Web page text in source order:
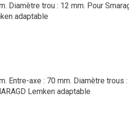
Diamètre trou : 12 mm. Pour
adaptable
Entre-axe : 70 mm. Diamètre trous
Lemken adaptable